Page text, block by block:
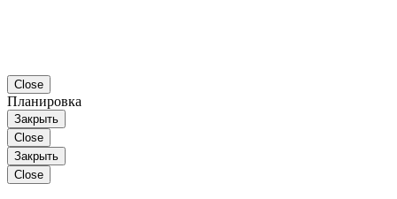
Close
Планировка
Закрыть
Close
Закрыть
Close